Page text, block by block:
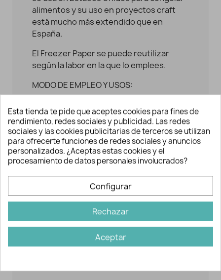
alimentos y su uso en proyectos craft
está mucho más extendido que en
España.
El Freezer Paper se puede reutilizar
según la labor en la que lo emplees.
MODO DE EMPLEO Y USOS:
dibuja el motivo que desees por el revés
del papel. Fíjalo con la plancha al tejido a
temperatura media. Al pasar la plancha
por su cara mate, la película de plástico
se adhiere a la tela (pudiéndose
despegar posteriormente de forma fácil
y limpia). Recorta la figura y ya tendrás tu
aplicación lista para colocar o coser.
- Transferir patrones y pasarlos con
mucha caída como gasas o sedas, te
Esta tienda te pide que aceptes cookies para fines de
rendimiento, redes sociales y publicidad. Las redes
sociales y las cookies publicitarias de terceros se utilizan
para ofrecerte funciones de redes sociales y anuncios
personalizados. ¿Aceptas estas cookies y el
procesamiento de datos personales involucrados?
Configurar
Rechazar
Aceptar